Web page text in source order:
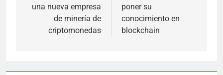
una nueva empresa
de minería de
criptomonedas
poner su
conocimiento en
blockchain